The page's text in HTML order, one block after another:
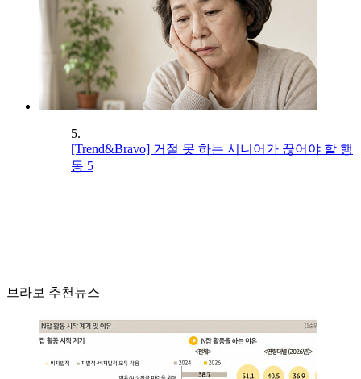
5.
[Trend&Bravo] 거절 못 하는 시니어가 끊어야 할 행
동 5
브라보 추천뉴스